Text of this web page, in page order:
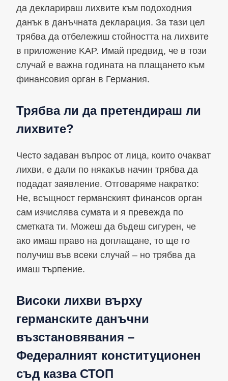
да декларираш лихвите към подоходния
данък в данъчната декларация. За тази цел
трябва да отбележиш стойността на лихвите
в приложение KAP. Имай предвид, че в този
случай е важна годината на плащането към
финансовия орган в Германия.
Трябва ли да претендираш ли
лихвите?
Често задаван въпрос от лица, които очакват
лихви, е дали по някакъв начин трябва да
подадат заявление. Отговаряме накратко:
Не, всъщност германският финансов орган
сам изчислява сумата и я превежда по
сметката ти. Можеш да бъдеш сигурен, че
ако имаш право на доплащане, то ще го
получиш във всеки случай – но трябва да
имаш търпение.
Високи лихви върху
германските данъчни
възстановявания –
Федералният конституционен
съд казва СТОП